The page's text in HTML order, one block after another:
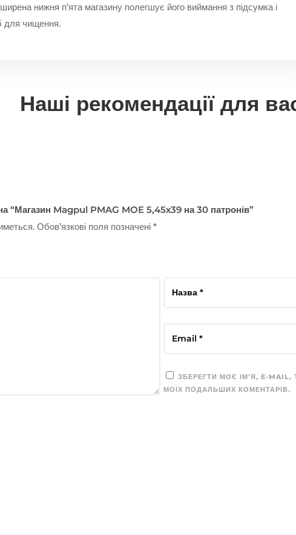
нижня п’ята магазину полегшує його виймання з підсумка і
для чищення.
Наші рекомендації для
“Магазин Magpul PMAG MOE 5,45х39 на 30 патронів”
Обов’язкові поля позначені*
ЗБЕРЕГТИ МОЄ ІМ'Я, E-
МОЇХ ПОДАЛЬШИХ КОМЕНТАРІВ.